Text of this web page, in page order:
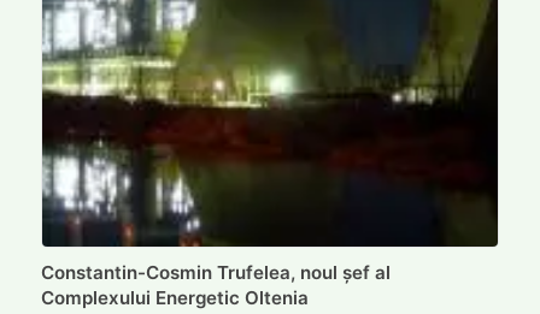
Constantin-Cosmin Trufelea, noul șef al
Complexului Energetic Oltenia